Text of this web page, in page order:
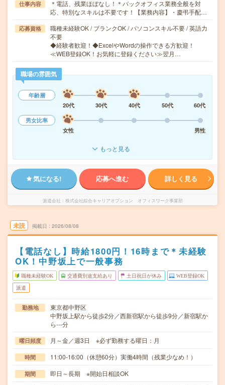
仕事内容
＊電話、残業ほぼなし！＊バックオフィス業務全般を対
応、特別なスキルは不要です！【業務内容】・慶弔手配…
応募資格
職種未経験OK / ブランクOK / パソコンスキル不要 / 英語力
不要
◆経験者歓迎！◆ExcelやWordの操作できる方歓迎！
≪WEB登録OK！お気軽に登録ください≫翌月…
職場の雰囲気
年齢層
20代
30代 40代 50代
60代
男女比率
女性
男性
もっと見る
気になる! 応募へ進む 詳しく見る
派遣会社 株式会社綜合キャリアオプション オフィスワーク事業部
未読 掲載日 2026/08/08
【電話なし】時給1800円！16時まで＊未経験
OK！中野坂上で一般事務
職種未経験OK 交通費別途支給あり 土日祝日が休み WEB登録OK
派遣
勤務地
東京都中野区
中野坂上駅から徒歩2分／西新宿駅から徒歩9分／新宿駅か
ら---分
曜日頻度 月～金／週3日 ※必ず勤務する曜日：月
時間 11:00-16:00（休憩60分）実働4時間（残業少なめ！）
期間 即日～長期 ※開始日相談OK